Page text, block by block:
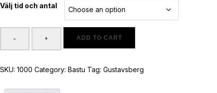
through
8.000 kr
Välj tid och antal
-
bastuflotte
+ ADD TO CART
SKU: 1000 Category: Bastu Tag: Gustavsberg